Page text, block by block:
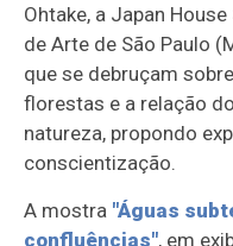
Ohtake, a Japan
de Arte de São Paulo
que se debruçam
florestas e a relação
natureza, propondo
conscientização.
A mostra "Águas
confluências", em